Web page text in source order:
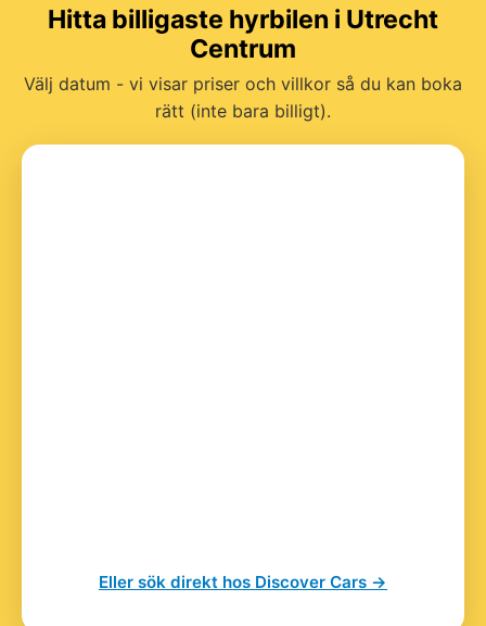
Hitta billigaste hyrbilen i Utrecht
Centrum
Välj datum - vi visar priser och villkor så du kan boka
rätt (inte bara billigt).
Eller sök direkt hos Discover Cars →